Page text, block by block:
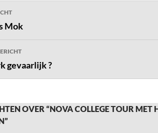
Mok
gevaarlijk ?
OVER “NOVA COLLEGE TOUR MET